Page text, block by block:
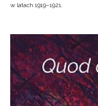
w latach 1919–1921.